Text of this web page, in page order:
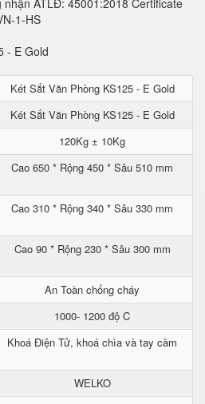
ATLĐ: 45001:2018 Certificate
1-HS
Két Sắt Văn Phòng KS125 - E Gold
Két Sắt Văn Phòng KS125 - E Gold
120Kg ± 10Kg
Cao 650 * Rộng 450 * Sâu 510 mm
Cao 310 * Rộng 340 * Sâu 330 mm
Cao 90 * Rộng 230 * Sâu 300 mm
An Toàn chống cháy
1000- 1200 độ C
Khoá Điện Tử, khoá chìa và tay cầm
WELKO